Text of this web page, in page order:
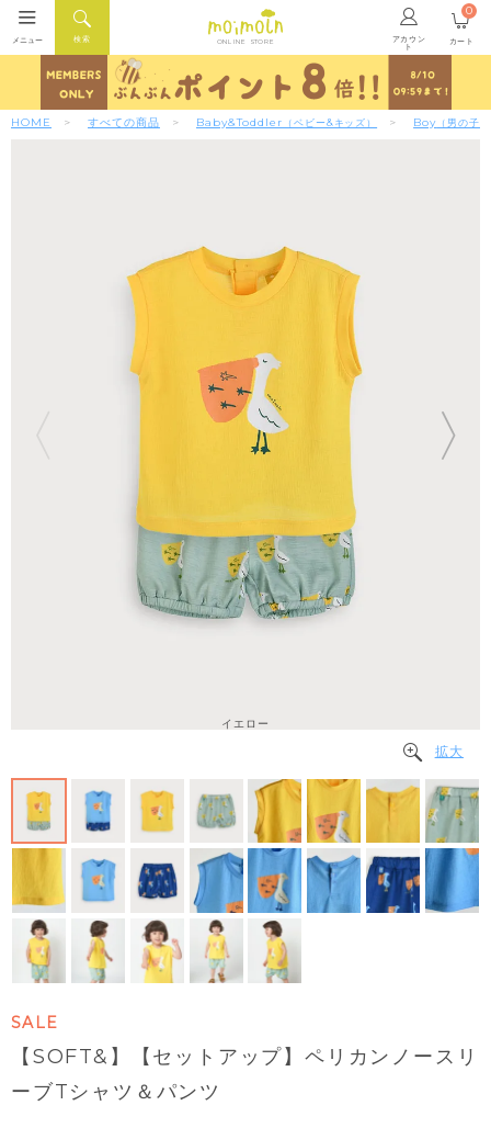
ONLINE STORE アカウン
ト
検索
メニュー カート
0
HOME すべての商品 Baby&Toddler （ベビー&キッズ） Boy （男の子）
イエロー
拡大
SALE
【SOFT&】【セットアップ】ペリカンノースリ
ーブTシャツ＆パンツ